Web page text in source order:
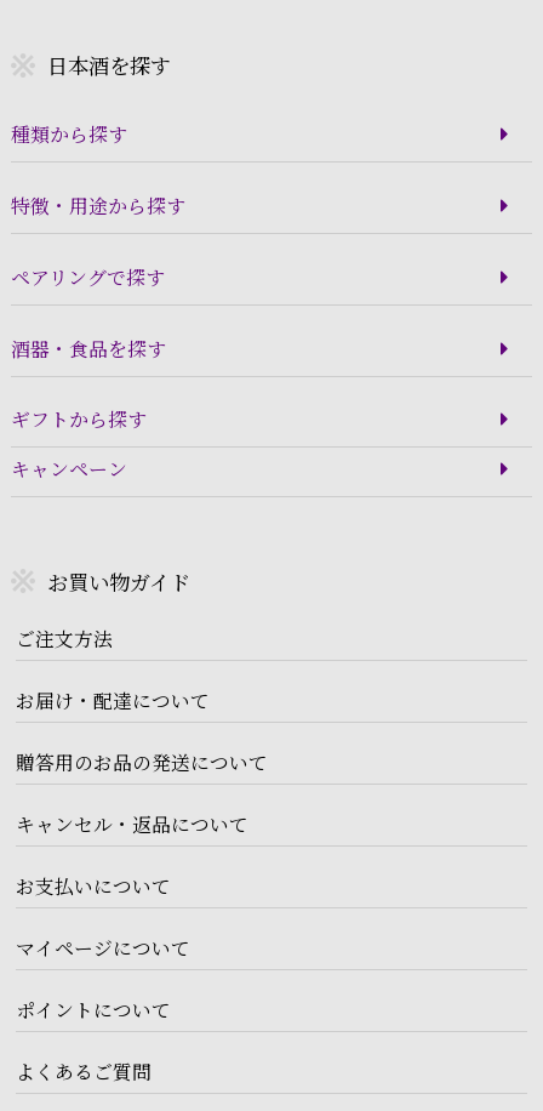
日本酒を探す
種類から探す
特徴・用途から探す
ペアリングで探す
酒器・食品を探す
ギフトから探す
キャンペーン
お買い物ガイド
ご注文方法
お届け・配達について
贈答用のお品の発送について
キャンセル・返品について
お支払いについて
マイページについて
ポイントについて
よくあるご質問